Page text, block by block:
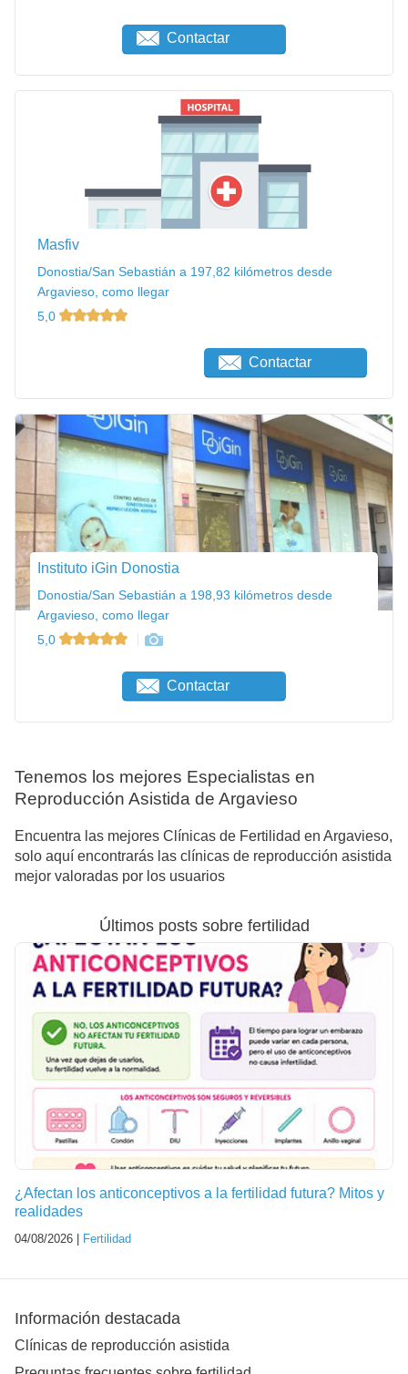
Contactar
Masfiv
Donostia/San Sebastián a 197,82 kilómetros desde
Argavieso, como llegar
5,0
Contactar
Instituto iGin Donostia
Donostia/San Sebastián a 198,93 kilómetros desde
Argavieso, como llegar
5,0
Contactar
Tenemos los mejores Especialistas en
Reproducción Asistida de Argavieso
Encuentra las mejores Clínicas de Fertilidad en Argavieso,
solo aquí encontrarás las clínicas de reproducción asistida
mejor valoradas por los usuarios
Últimos posts sobre fertilidad
¿Afectan los anticonceptivos a la fertilidad futura? Mitos y
realidades
04/08/2026 | Fertilidad
Información destacada
Clínicas de reproducción asistida